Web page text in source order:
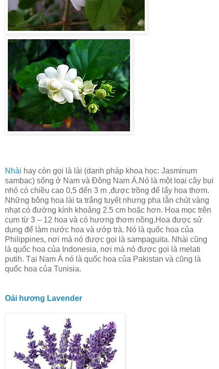
Nhài hay còn gọi là lài (danh pháp khoa học: Jasminum
sambac) sống ở Nam và Đông Nam Á.Nó là một loại cây bụi
nhỏ có chiều cao 0,5 đến 3 m ,được trồng để lấy hoa thơm.
Những bông hoa lài ta trắng tuyết nhưng pha lẫn chút vàng
nhạt có đường kính khoảng 2.5 cm hoặc hơn. Hoa mọc trên
cụm từ 3 – 12 hoa và có hương thơm nồng.Hoa được sử
dụng để làm nước hoa và ướp trà. Nó là quốc hoa của
Philippines, nơi mà nó được gọi là sampaguita. Nhài cũng
là quốc hoa của Indonesia, nơi mà nó được gọi là melati
putih. Tại Nam Á nó là quốc hoa của Pakistan và cũng là
quốc hoa của Tunisia.
Oải hương Lavender